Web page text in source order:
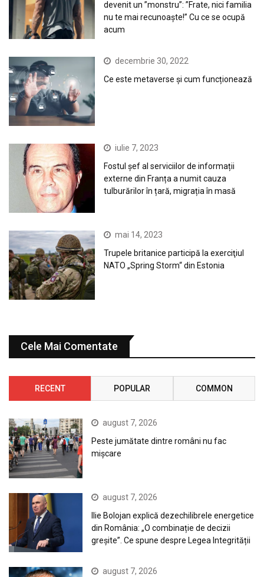
devenit un ”monstru”: ”Frate, nici familia
nu te mai recunoaște!” Cu ce se ocupă
acum
decembrie 30, 2022
Ce este metaverse și cum funcționează
iulie 7, 2023
Fostul șef al serviciilor de informații
externe din Franța a numit cauza
tulburărilor în țară, migrația în masă
mai 14, 2023
Trupele britanice participă la exerciţiul
NATO „Spring Storm“ din Estonia
Cele Mai Comentate
RECENT POPULAR COMMON
august 7, 2026
Peste jumătate dintre români nu fac
mișcare
august 7, 2026
Ilie Bolojan explică dezechilibrele energetice
din România: „O combinație de decizii
greșite”. Ce spune despre Legea Integrității
august 7, 2026